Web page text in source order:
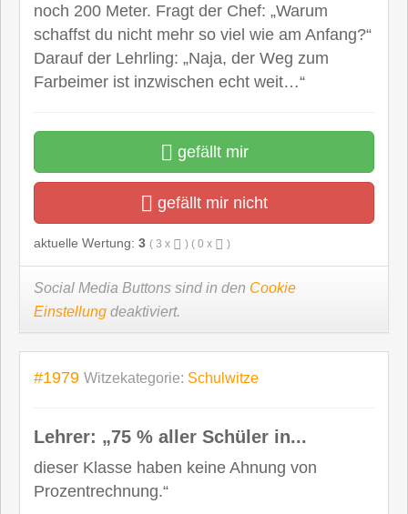
noch 200 Meter. Fragt der Chef: „Warum
schaffst du nicht mehr so viel wie am Anfang?“
Darauf der Lehrling: „Naja, der Weg zum
Farbeimer ist inzwischen echt weit…“
gefällt mir
gefällt mir nicht
aktuelle Wertung: 3 ( 3 x ) ( 0 x )
Social Media Buttons sind in den Cookie
Einstellung deaktiviert.
#1979 Witzekategorie: Schulwitze
Lehrer: „75 % aller Schüler in...
dieser Klasse haben keine Ahnung von
Prozentrechnung.“